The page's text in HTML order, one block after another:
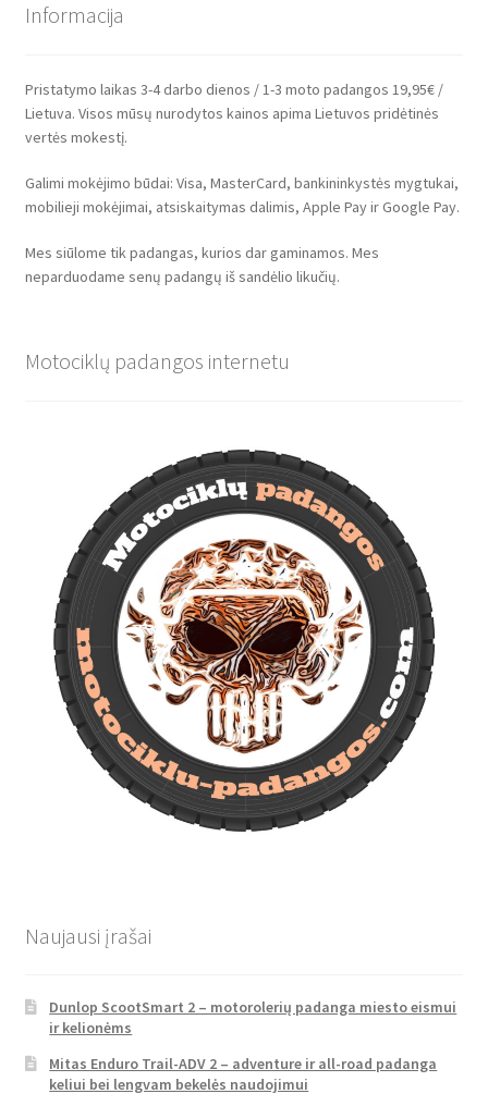
Informacija
Pristatymo laikas 3-4 darbo dienos / 1-3 moto padangos 19,95€ /
Lietuva. Visos mūsų nurodytos kainos apima Lietuvos pridėtinės
vertės mokestį.
Galimi mokėjimo būdai: Visa, MasterCard, bankininkystės mygtukai,
mobilieji mokėjimai, atsiskaitymas dalimis, Apple Pay ir Google Pay.
Mes siūlome tik padangas, kurios dar gaminamos. Mes
neparduodame senų padangų iš sandėlio likučių.
Motociklų padangos internetu
Naujausi įrašai
Dunlop ScootSmart 2 – motorolerių padanga miesto eismui
ir kelionėms
Mitas Enduro Trail-ADV 2 – adventure ir all-road padanga
keliui bei lengvam bekelės naudojimui